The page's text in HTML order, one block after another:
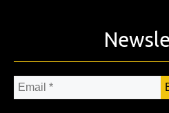
Email
*